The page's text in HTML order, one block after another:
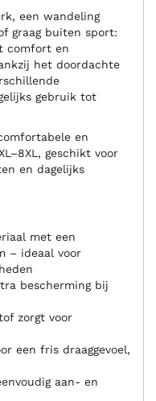
een wandeling
graag buiten sport:
comfort en
het doordachte
gebruik tot
en
geschikt voor
en dagelijks
met een
– ideaal voor
bescherming bij
zorgt voor
een fris draaggevoel,
aan- en